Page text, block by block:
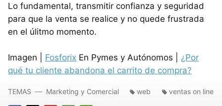
Lo fundamental, transmitir confianza y seguridad
para que la venta se realice y no quede frustrada
en el úlitmo momento.
Imagen | Fosforix En Pymes y Autónomos | ¿Por
qué tu cliente abandona el carrito de compra?
TEMAS Marketing y Comercial web ventas on line